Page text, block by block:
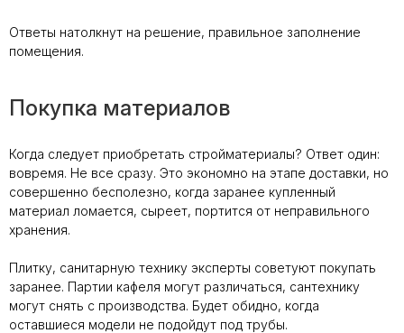
Ответы натолкнут на решение, правильное заполнение
помещения.
Покупка материалов
Когда следует приобретать стройматериалы? Ответ один:
вовремя. Не все сразу. Это экономно на этапе доставки, но
совершенно бесполезно, когда заранее купленный
материал ломается, сыреет, портится от неправильного
хранения.
Плитку, санитарную технику эксперты советуют покупать
заранее. Партии кафеля могут различаться, сантехнику
могут снять с производства. Будет обидно, когда
оставшиеся модели не подойдут под трубы.